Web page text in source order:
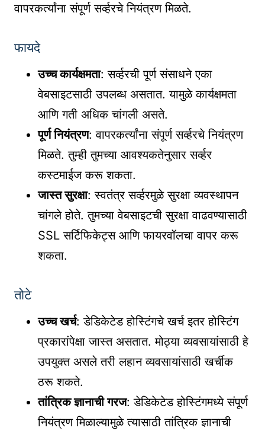
वापरकर्त्यांना संपूर्ण सर्व्हरचे नियंत्रण मिळते.
फायदे
उच्च कार्यक्षमता: सर्व्हरची पूर्ण संसाधने एका
वेबसाइटसाठी उपलब्ध असतात. यामुळे कार्यक्षमता
आणि गती अधिक चांगली असते.
पूर्ण नियंत्रण: वापरकर्त्यांना संपूर्ण सर्व्हरचे नियंत्रण
मिळते. तुम्ही तुमच्या आवश्यकतेनुसार सर्व्हर
कस्टमाईज करू शकता.
जास्त सुरक्षा: स्वतंत्र सर्व्हरमुळे सुरक्षा व्यवस्थापन
चांगले होते. तुमच्या वेबसाइटची सुरक्षा वाढवण्यासाठी
SSL सर्टिफिकेट्स आणि फायरवॉलचा वापर करू
शकता.
तोटे
उच्च खर्च: डेडिकेटेड होस्टिंगचे खर्च इतर होस्टिंग
प्रकारांपेक्षा जास्त असतात. मोठ्या व्यवसायांसाठी हे
उपयुक्त असले तरी लहान व्यवसायांसाठी खर्चीक
ठरू शकते.
तांत्रिक ज्ञानाची गरज: डेडिकेटेड होस्टिंगमध्ये संपूर्ण
नियंत्रण मिळाल्यामुळे त्यासाठी तांत्रिक ज्ञानाची